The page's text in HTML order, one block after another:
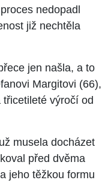
nedopadl
již nechtěla
jen našla, a to
Margitovi (66),
výročí od
musela docházet
před dvěma
jeho těžkou formu